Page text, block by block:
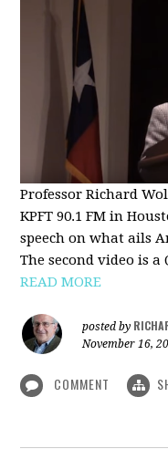
Professor Richard
KPFT 90.1 FM in
speech on what ails
The second video is
READ MORE
posted by
November 16,
COMMENT